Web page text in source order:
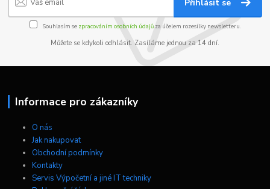
Přihlásit se
Souhlasím se zpracováním osobních údajůza účelem rozesílky newsletteru.
Můžete se kdykoli odhlásit. Zasíláme jednou za 14 dní.
Informace pro zákazníky
O nás
Jak nakupovat
Obchodní podmínky
Kontakty
Servis Výpočetní a jiné IT techniky